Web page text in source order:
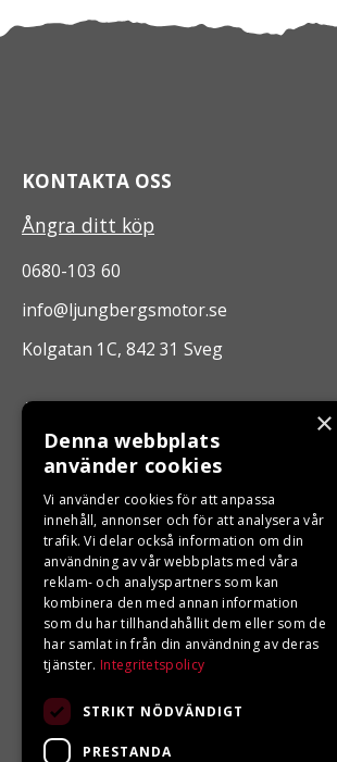
KONTAKTA OSS
Ångra ditt köp
0680-103 60
info@ljungbergsmotor.se
Kolgatan 1C, 842 31 Sveg
ÖPPETTIDER
Måndag - Fredag 10.00 -17.00
LJUNGBERGS MOTOR
Din BRP återförsäljare i Sveg!
×
Denna webbplats
använder cookies
Vi använder cookies för att anpassa
innehåll, annonser och för att analysera vår
trafik. Vi delar också information om din
användning av vår webbplats med våra
reklam- och analyspartners som kan
kombinera den med annan information
som du har tillhandahållit dem eller som de
har samlat in från din användning av deras
tjänster. Integritetspolicy
STRIKT NÖDVÄNDIGT
PRESTANDA